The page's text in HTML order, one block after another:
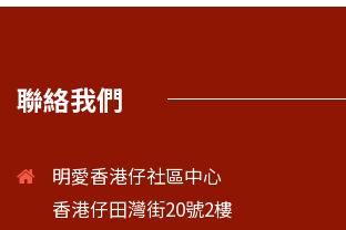
聯絡我們
明愛香港仔社區中心
香港仔田灣街20號2樓